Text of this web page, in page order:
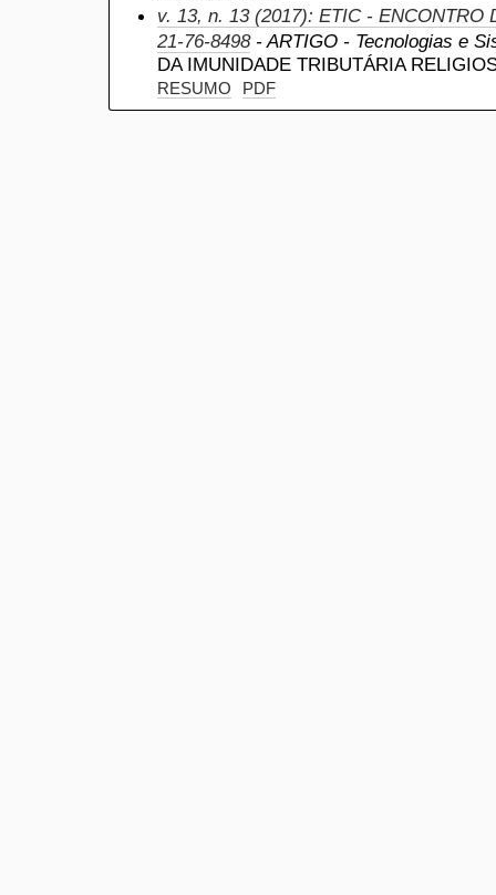
v. 13, n. 13 (2017): ETIC - ENCONTRO
21-76-8498- ARTIGO - Tecnologias e
DA IMUNIDADE TRIBUTÁRIA
RESUMO PDF